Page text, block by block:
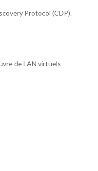
Protocol (CDP).
de LAN virtuels